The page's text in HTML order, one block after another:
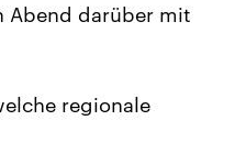
Abend darüber mit
regionale